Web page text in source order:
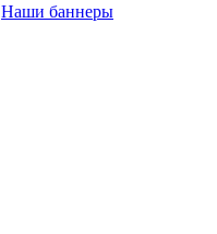
Наши баннеры